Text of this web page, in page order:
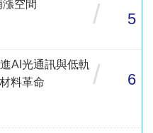
空間
/ 5
AI光通訊與低軌
料革命
/ 6